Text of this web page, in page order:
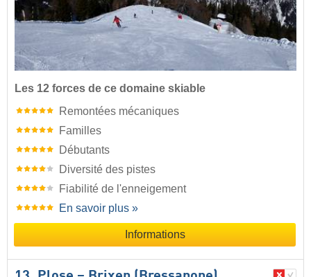
Les 12 forces de ce domaine skiable
Remontées mécaniques
Familles
Débutants
Diversité des pistes
Fiabilité de l'enneigement
En savoir plus »
Informations